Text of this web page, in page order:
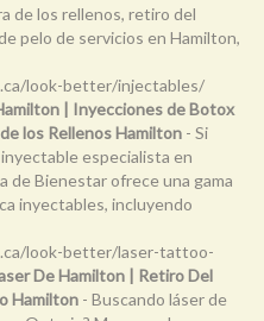
de los rellenos, retiro del
pelo de servicios en Hamilton,
look-better/injectables/
| Inyecciones de Botox
los Rellenos Hamilton - Si
especialista en
de Bienestar ofrece una gama
inyectables, incluyendo
look-better/laser-tattoo-
De Hamilton | Retiro Del
Hamilton - Buscando láser de